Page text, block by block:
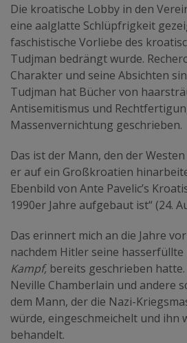
Die kroatische Lobby in den
eine aalglatte Schlüpfrigkeit
faschistische Vorliebe des
Tudjman bedrängt wurde.
Charakter und seine Absichten
Tudjman hat Bücher von
Antisemitismus und
Massenvernichtung geschrieben.
Das ist der Mann, den der
er auf ein Großkroatien
Ebenbild von Ante Pavelic’s
1990er Jahre aufgebaut ist“ (24.
Das erinnert mich an die Jahre
nachdem Hitler seine hasserfüllte
Kampf, bereits geschrieben
Neville Chamberlain und andere
dem Mann, der die Nazi-
würde, eingeschmeichelt und ihn
behandelt.